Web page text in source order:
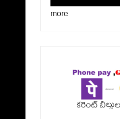
more